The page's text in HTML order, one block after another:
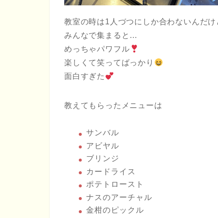
教室の時は1人づつにしか合わないんだけ
みんなで集まると…
めっちゃパワフル
楽しくて笑ってばっかり
面白すぎた
教えてもらったメニューは
サンバル
アビヤル
ブリンジ
カードライス
ポテトロースト
ナスのアーチャル
金柑のピックル